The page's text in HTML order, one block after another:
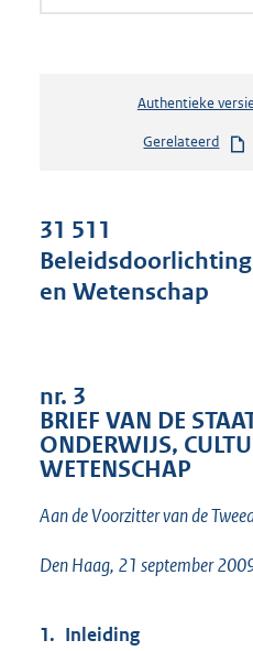
Authentieke
Gerelateerd
31 511
en Wetenschap
nr. 3
BRIEF VAN DE
ONDERWIJS,
WETENSCHAP
Aan de Voorzitter van de
Den Haag, 21 september
1. Inleiding